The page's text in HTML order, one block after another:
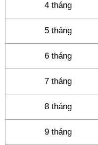
4 tháng
5 tháng
6 tháng
7 tháng
8 tháng
9 tháng